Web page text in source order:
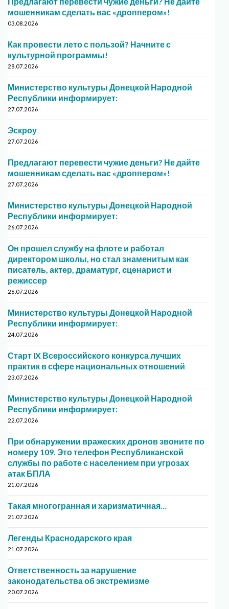
мошенникам сделать вас «дроппером»!
03.08.2026
Как провести лето с пользой? Начните с
культурной программы!
28.07.2026
Министерство культуры Донецкой Народной
Республики информирует:
27.07.2026
Эскроу
27.07.2026
Предлагают перевести чужие деньги? Не дайте
мошенникам сделать вас «дроппером»!
27.07.2026
Министерство культуры Донецкой Народной
Республики информирует:
26.07.2026
Он прошел службу на флоте и работал
директором школы, но стал знаменитым как
писатель, актер, драматург, сценарист и
режиссер
26.07.2026
Министерство культуры Донецкой Народной
Республики информирует:
24.07.2026
Старт IX Всероссийского конкурса лучших
практик в сфере национальных отношений
23.07.2026
Министерство культуры Донецкой Народной
Республики информирует:
22.07.2026
При обнаружении вражеских дронов звоните по
номеру 109. Это телефон Республиканской
службы по работе с населением при угрозах
атак БПЛА
21.07.2026
Такая многогранная и харизматичная…
21.07.2026
Легенды Краснодарского края
21.07.2026
Ответственность за нарушение
законодательства об экстремизме
20.07.2026